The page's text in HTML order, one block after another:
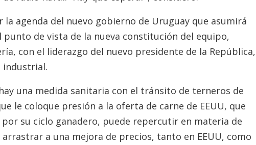
agenda del nuevo gobierno de Uruguay que asumirá
punto de vista de la nueva constitución del equipo,
con el liderazgo del nuevo presidente de la República,
industrial.
una medida sanitaria con el tránsito de terneros de
le coloque presión a la oferta de carne de EEUU, que
su ciclo ganadero, puede repercutir en materia de
a una mejora de precios, tanto en EEUU, como